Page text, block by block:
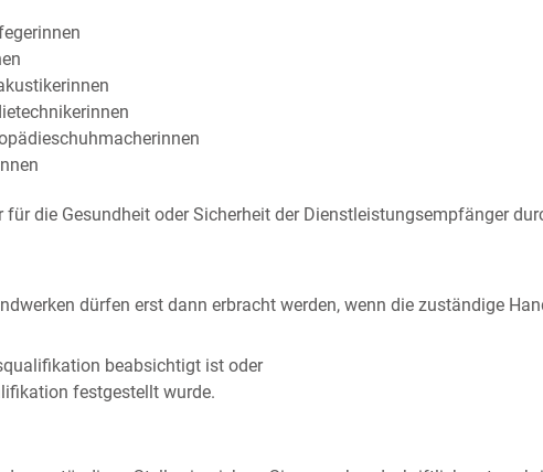
die Gesundheit oder Sicherheit der Dienstleistungsempfänger
dürfen erst dann erbracht werden, wenn die zuständige
beabsichtigt ist oder
festgestellt wurde.